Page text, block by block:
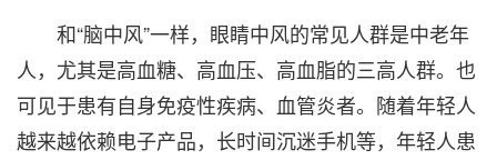
和“脑中风”一样，眼睛中风的常见人群是中老年
人，尤其是高血糖、高血压、高血脂的三高人群。也
可见于患有自身免疫性疾病、血管炎者。随着年轻人
越来越依赖电子产品，长时间沉迷手机等，年轻人患